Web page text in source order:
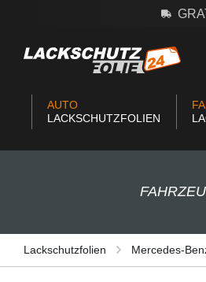
Zur Hauptnavigation springen
AUTO
LACKSCHUTZFOLIEN
Lackschutzfolien Mercedes-